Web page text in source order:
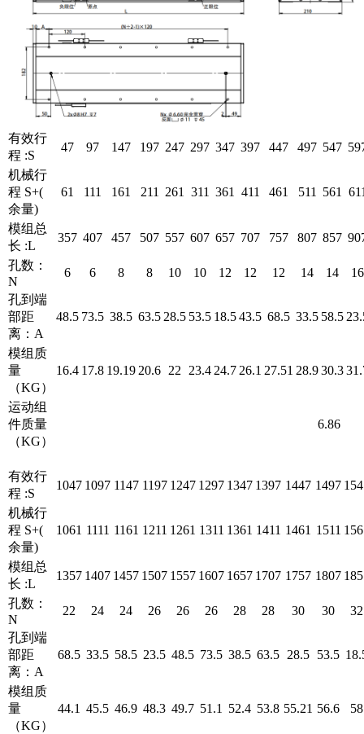
有效行
程 :S
47 97 147 197 247 297 347 397 447 497 547
机械行
程 S+(
余量)
61 111 161 211 261 311 361 411 461 511 561
模组总
长 :L
357 407 457 507 557 607 657 707 757 807 857
孔数：
N
6 6 8 8 10 10 12 12 12 14 14
16
孔到端
部距
离：A
48.5 73.5 38.5 63.5 28.5 53.5 18.543.5 68.5 33.5 58.5
模组质
量
（KG）
16.4 17.8 19.19 20.6 22 23.4 24.7 26.1 27.51 28.930.3
运动组
件质量
（KG）
6.86
有效行
程 :S
1047 1097 1147 1197 1247 1297 1347 1397 1447 1497
机械行
程 S+(
余量)
1061 1111 1161 1211 1261 1311 1361 1411 1461 1511
模组总
长 :L
1357 1407 1457 1507 1557 1607 1657 1707 1757 1807
孔数：
N
22 24 24 26 26 26 28 28 30 30
32
孔到端
部距
离：A
68.5 33.5 58.5 23.5 48.5 73.5 38.5 63.5 28.5 53.5
模组质
量
（KG）
44.1 45.5 46.9 48.3 49.7 51.1 52.4 53.8 55.21 56.6 58